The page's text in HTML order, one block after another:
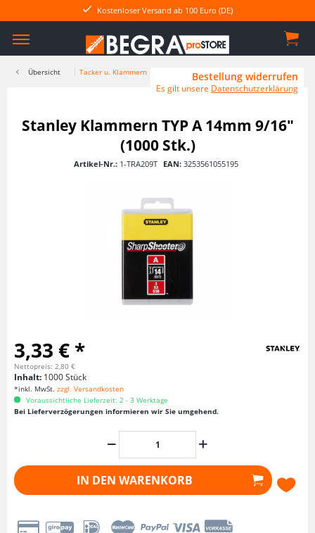
Kostenloser Versand ab 100 Euro (DE)
Übersicht Tacker u. Klammern
Stanley Klammern TYP A 14mm 9/16"
(1000 Stk.)
Artikel-Nr.: 1-TRA209T EAN: 3253561055195
3,33 € *
Nettopreis: 2,80 €
Inhalt: 1000 Stück
*inkl. MwSt. zzgl. Versandkosten
Voraussichtliche Lieferzeit: 2 - 3 Werktage
Bei Lieferverzögerungen informieren wir Sie umgehend.
IN DEN WARENKORB
Bestellung widerrufen
Es gilt unsere Datenschutzerklärung